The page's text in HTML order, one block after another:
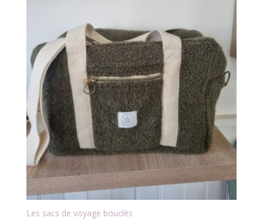
Les sacs de voyage bouclés